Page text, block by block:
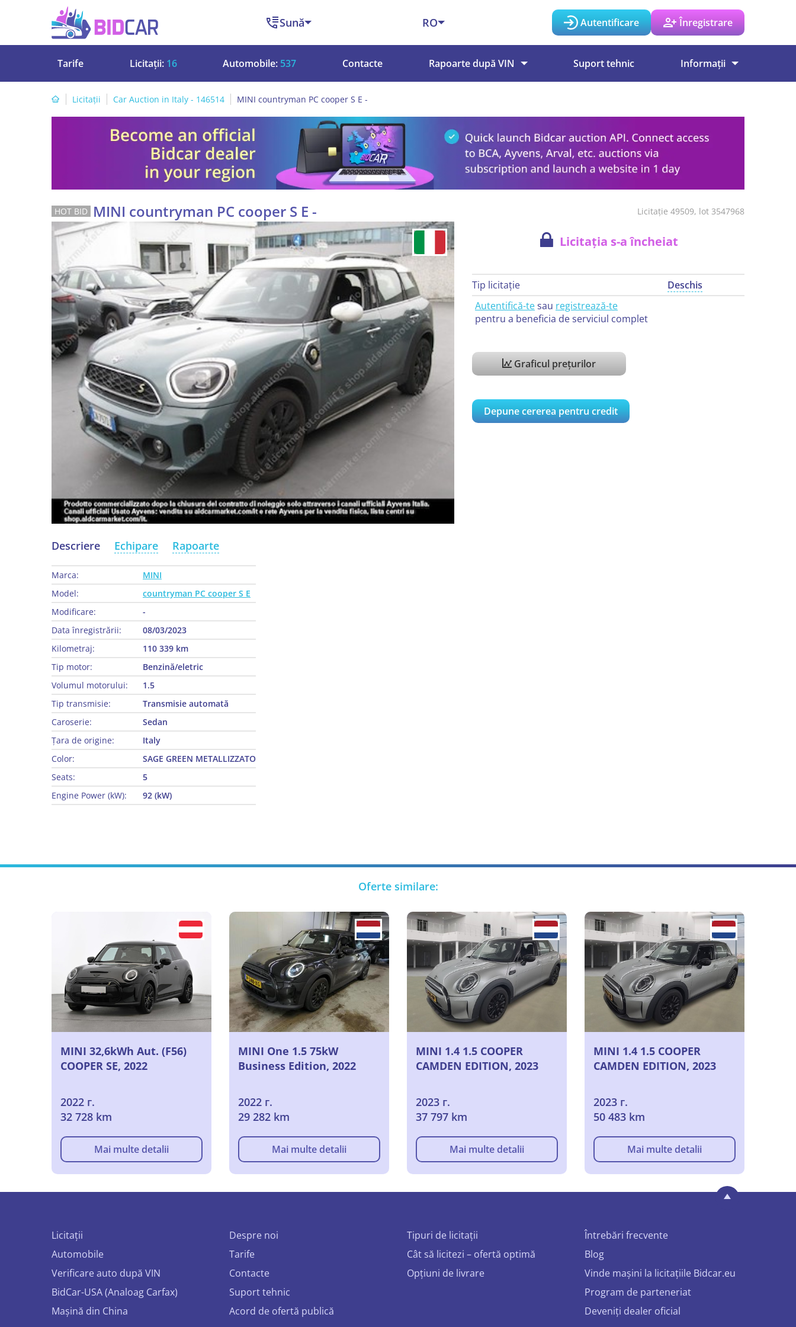
Sună RO Autentificare Înregistrare
Tarife Licitații: 16 Automobile: 537 Contacte Rapoarte după VIN Suport tehnic Informații
Licitații Car Auction in Italy - 146514 MINI countryman PC cooper S E -
Licitație 49509, lot 3547968
MINI countryman PC cooper S E -
Licitația s-a încheiat
Tip licitație
Deschis
Autentifică-tesau registrează-te
pentru a beneficia de serviciul complet
Graficul prețurilor
Depune cererea pentru credit
Descriere Echipare Rapoarte
Marca:
MINI
Model:
countryman PC cooper S E
Modificare:
-
Data înregistrării:
08/03/2023
Kilometraj:
110 339 km
Tip motor:
Benzină/eletric
Volumul motorului:
1.5
Tip transmisie:
Transmisie automată
Caroserie:
Sedan
Țara de origine:
Italy
Color:
SAGE GREEN METALLIZZATO
Seats:
5
Engine Power (kW):
92 (kW)
Oferte similare:
MINI 32,6kWh Aut. (F56)
COOPER SE, 2022
2022 г.
32 728 km
Mai multe detalii
MINI One 1.5 75kW
Business Edition, 2022
2022 г.
29 282 km
Mai multe detalii
MINI 1.4 1.5 COOPER
CAMDEN EDITION, 2023
2023 г.
37 797 km
Mai multe detalii
MINI 1.4 1.5 COOPER
CAMDEN EDITION, 2023
2023 г.
50 483 km
Mai multe detalii
Licitații
Automobile
Verificare auto după VIN
BidCar-USA (Analoag Carfax)
Mașină din China
Despre noi
Tarife
Contacte
Suport tehnic
Acord de ofertă publică
Tipuri de licitații
Cât să licitezi – ofertă optimă
Opțiuni de livrare
Întrebări frecvente
Blog
Vinde mașini la licitațiile Bidcar.eu
Program de parteneriat
Deveniți dealer oficial